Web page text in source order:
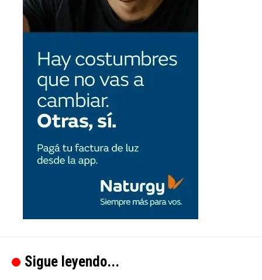
Sigue leyendo...